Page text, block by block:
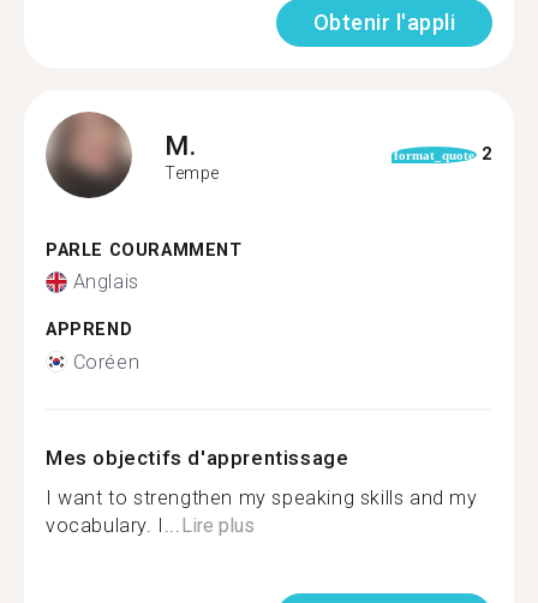
Obtenir l'appli
M.
Tempe
format_quote 2
PARLE COURAMMENT
Anglais
APPREND
Coréen
Mes objectifs d'apprentissage
I want to strengthen my speaking skills and my
vocabulary. I... Lire plus